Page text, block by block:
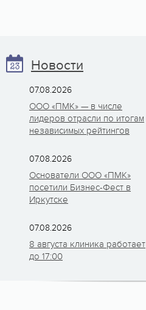
Новости
07.08.2026
ООО «ПМК» — в числе
лидеров отрасли по итогам
независимых рейтингов
07.08.2026
Основатели ООО «ПМК»
посетили Бизнес-Фест в
Иркутске
07.08.2026
8 августа клиника работает
до 17:00